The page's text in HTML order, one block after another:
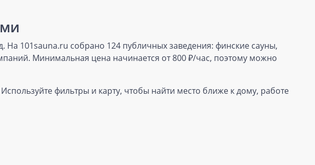
101sauna.ru собрано 124 публичных заведения: финские сауны,
Минимальная цена начинается от 800 ₽/час, поэтому можно
фильтры и карту, чтобы найти место ближе к дому, работе